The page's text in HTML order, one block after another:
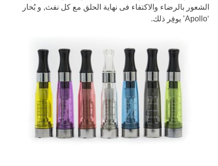
الشعور بالرضاء والاكتفاء فى نهاية الحلق مع كل نفث, و بُخار
‘Apollo’ يوفِر ذلك.